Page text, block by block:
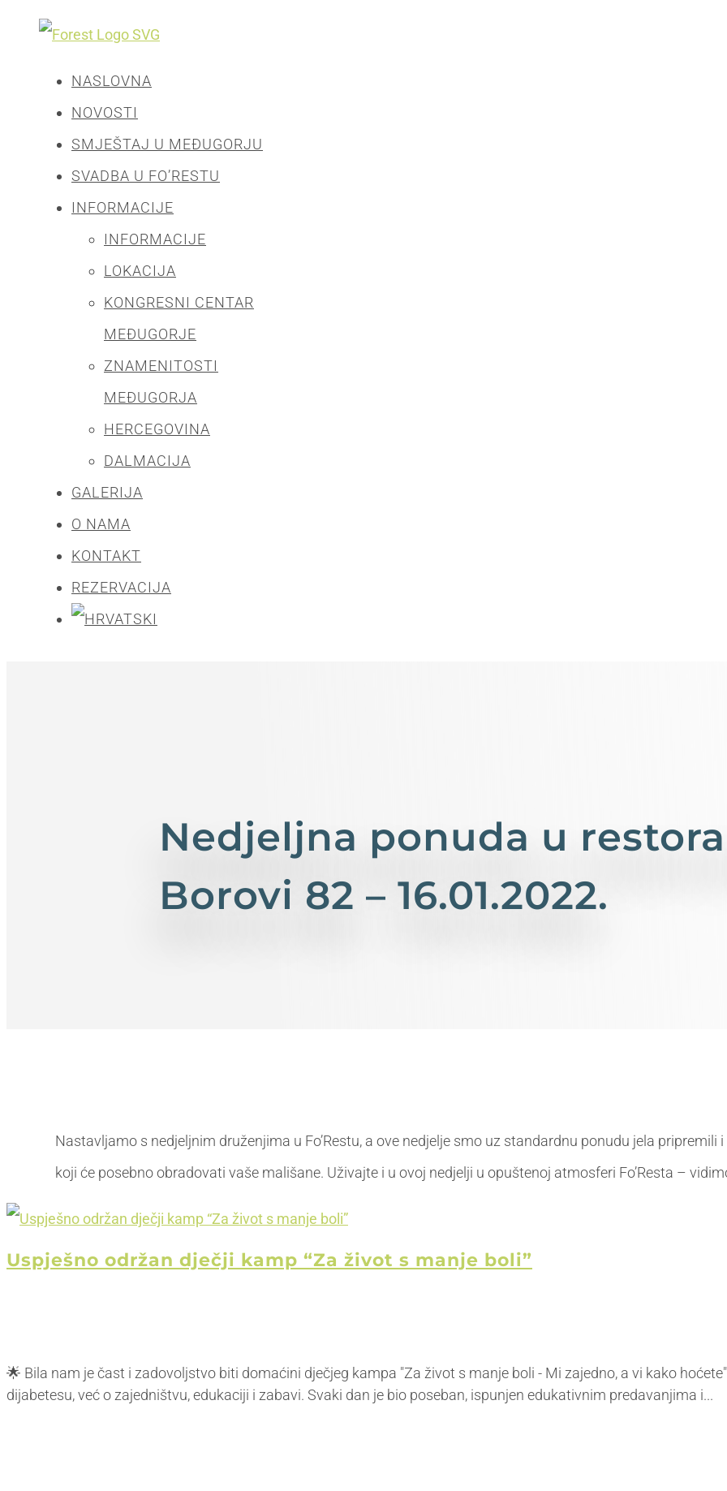
NASLOVNA
NOVOSTI
SMJEŠTAJ U MEĐUGORJU
SVADBA U FO’RESTU
INFORMACIJE
INFORMACIJE
LOKACIJA
KONGRESNI CENTAR
MEĐUGORJE
ZNAMENITOSTI
MEĐUGORJA
HERCEGOVINA
DALMACIJA
GALERIJA
O NAMA
KONTAKT
REZERVACIJA
Nedjeljna ponuda u
Borovi 82 – 16.01.2022.
Nastavljamo s nedjeljnim druženjima u Fo’Restu, a ove nedjelje smo uz standardnu ponudu jela
koji će posebno obradovati vaše mališane. Uživajte i u ovoj nedjelji u opuštenoj atmosferi Fo’Resta –
Uspješno održan dječji kamp “Za život s manje boli”
🌟 Bila nam je čast i zadovoljstvo biti domaćini dječjeg kampa "Za život s manje boli - Mi zajedno, a vi kako
dijabetesu, već o zajedništvu, edukaciji i zabavi. Svaki dan je bio poseban, ispunjen edukativnim predavanjima i...